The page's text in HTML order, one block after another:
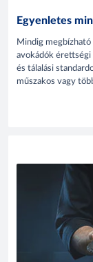
Egyenletes
Mindig megbízható
avokádók érettségi
és tálalási
műszakos vagy